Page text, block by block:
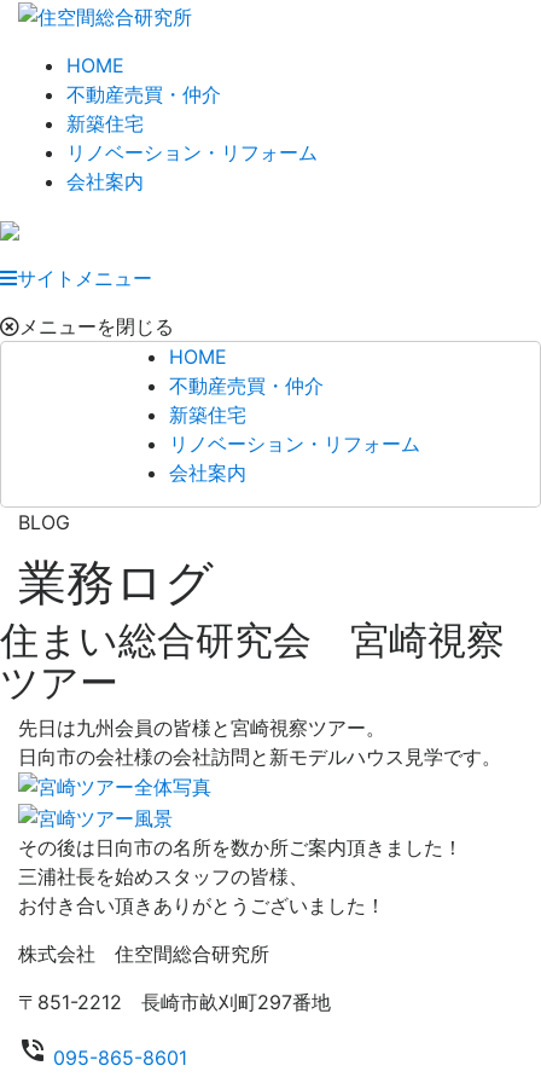
HOME
不動産売買・仲介
新築住宅
リノベーション・リフォーム
会社案内
サイトメニュー
メニューを閉じる
HOME
不動産売買・仲介
新築住宅
リノベーション・リフォーム
会社案内
BLOG
業務ログ
住まい総合研究会 宮崎視察
ツアー
先日は九州会員の皆様と宮崎視察ツアー。
日向市の会社様の会社訪問と新モデルハウス見学です。
その後は日向市の名所を数か所ご案内頂きました！
三浦社長を始めスタッフの皆様、
お付き合い頂きありがとうございました！
株式会社 住空間総合研究所
〒851-2212 長崎市畝刈町297番地
phone_in_talk 095-865-8601